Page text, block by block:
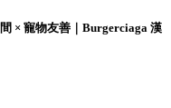
× 寵物友善｜Burgerciaga 漢